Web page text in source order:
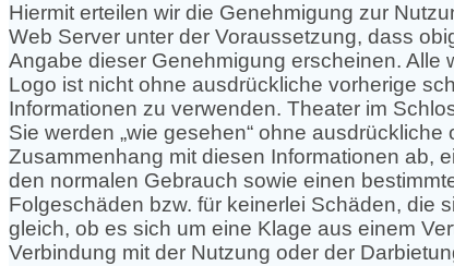
Hiermit erteilen wir die Genehmigung zur
Web Server unter der Voraussetzung, dass
Angabe dieser Genehmigung erscheinen. Alle
Logo ist nicht ohne ausdrückliche vorherige
Informationen zu verwenden. Theater im
Sie werden „wie gesehen“ ohne
Zusammenhang mit diesen Informationen ab,
den normalen Gebrauch sowie einen
Folgeschäden bzw. für keinerlei Schäden, die
gleich, ob es sich um eine Klage aus einem
Verbindung mit der Nutzung oder der